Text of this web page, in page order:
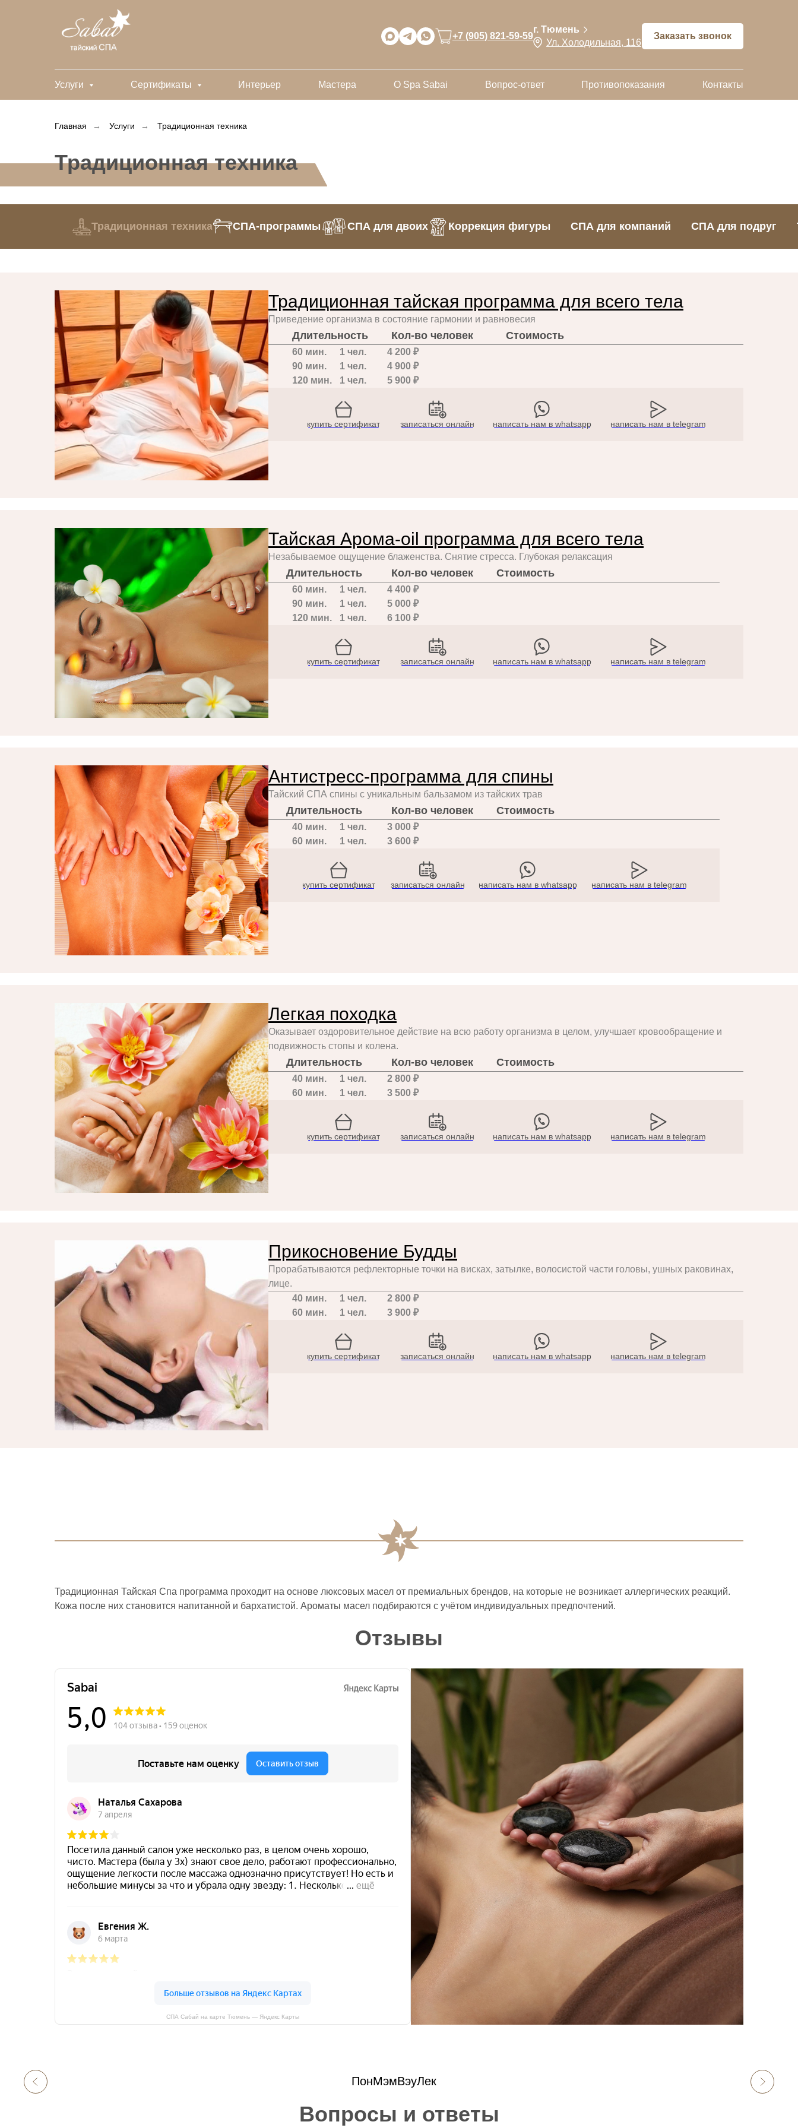
+7 (905) 821-59-59
г. Тюмень
Ул. Холодильная, 116
Заказать звонок
Услуги Сертификаты Интерьер Мастера О Spa Sabai Вопрос-ответ Противопоказания Контакты
Главная → Услуги → Традиционная техника
Традиционная техника
Традиционная техника СПА-программы СПА для двоих Коррекция фигуры СПА для компаний СПА для подруг
Традиционная тайская программа для всего тела
Приведение организма в состояние гармонии и равновесия
Длительность Кол-во человек Стоимость
60 мин. 1 чел.
4 200 ₽
90 мин.
1 чел.
4 900 ₽
120 мин.
1 чел. 5 900 ₽
купить сертификат записаться онлайн написать нам в whatsapp написать нам в telegram
Тайская Арома-oil программа для всего тела
Незабываемое ощущение блаженства. Снятие стресса. Глубокая релаксация
Длительность Кол-во человек Стоимость
60 мин. 1 чел.
4 400 ₽
90 мин.
1 чел.
5 000 ₽
120 мин.
1 чел. 6 100 ₽
купить сертификат записаться онлайн написать нам в whatsapp написать нам в telegram
Антистресс-программа для спины
Тайский СПА спины с уникальным бальзамом из тайских трав
Длительность Кол-во человек Стоимость
40 мин. 1 чел.
3 000 ₽
60 мин.
1 чел. 3 600 ₽
купить сертификат записаться онлайн написать нам в whatsapp написать нам в telegram
Легкая походка
Оказывает оздоровительное действие на всю работу организма в целом, улучшает кровообращение и
подвижность стопы и колена.
Длительность Кол-во человек Стоимость
40 мин. 1 чел.
2 800 ₽
60 мин.
1 чел. 3 500 ₽
купить сертификат записаться онлайн написать нам в whatsapp написать нам в telegram
Прикосновение Будды
Прорабатываются рефлекторные точки на висках, затылке, волосистой части головы, ушных раковинах,
лице.
40 мин.
1 чел.
2 800 ₽
60 мин.
1 чел. 3 900 ₽
купить сертификат записаться онлайн написать нам в whatsapp написать нам в telegram
Традиционная Тайская Спа программа проходит на основе люксовых масел от премиальных брендов, на которые не возникает аллергических реакций.
Кожа после них становится напитанной и бархатистой. Ароматы масел подбираются с учётом индивидуальных предпочтений.
Отзывы
СПА Сабай на карте Тюмень — Яндекс Карты
ПонМэмВэуЛек
Вопросы и ответы